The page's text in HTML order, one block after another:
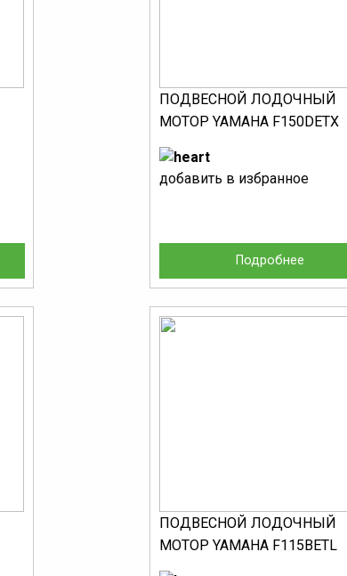
ПОДВЕСНОЙ ЛОДОЧНЫЙ
МОТОР YAMAHA F150DETX
Подробнее
добавить в избранное
ПОДВЕСНОЙ ЛОДОЧНЫЙ
МОТОР YAMAHA F115BETL